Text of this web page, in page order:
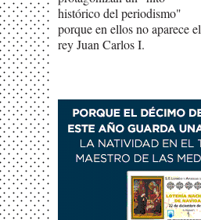
histórico del periodismo"
porque en ellos no aparece el
rey Juan Carlos I.